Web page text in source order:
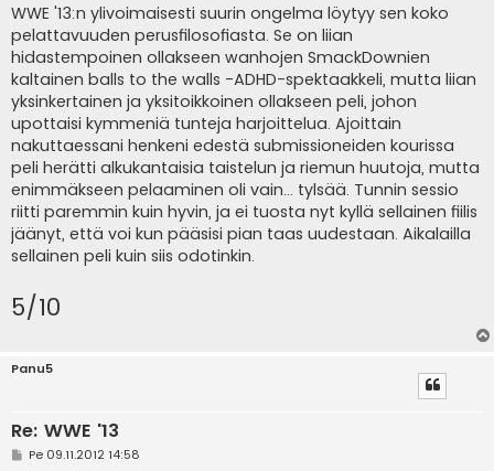
WWE '13:n ylivoimaisesti suurin ongelma löytyy sen koko
pelattavuuden perusfilosofiasta. Se on liian
hidastempoinen ollakseen wanhojen SmackDownien
kaltainen balls to the walls -ADHD-spektaakkeli, mutta liian
yksinkertainen ja yksitoikkoinen ollakseen peli, johon
upottaisi kymmeniä tunteja harjoittelua. Ajoittain
nakuttaessani henkeni edestä submissioneiden kourissa
peli herätti alkukantaisia taistelun ja riemun huutoja, mutta
enimmäkseen pelaaminen oli vain... tylsää. Tunnin sessio
riitti paremmin kuin hyvin, ja ei tuosta nyt kyllä sellainen fiilis
jäänyt, että voi kun pääsisi pian taas uudestaan. Aikalailla
sellainen peli kuin siis odotinkin.
5/10
Panu5
Re: WWE '13
VPe 09.11.2012 14:58